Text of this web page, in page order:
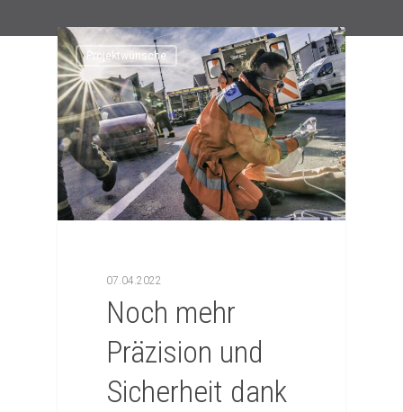
Projektwünsche
07.04.2022
Noch mehr
Präzision und
Sicherheit dank